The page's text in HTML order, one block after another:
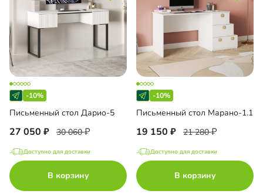
-10%
Письменный стол Дарио-5
27 050 30 060
Доступно для доставки
В корзину
-10%
Письменный стол Марано-1.1
19 150 21 280
Доступно для доставки
В корзину